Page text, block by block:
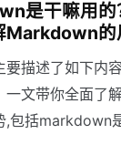
是干嘛用的
Markdown的
要描述了如下内
一文带你全面了
,包括markdown